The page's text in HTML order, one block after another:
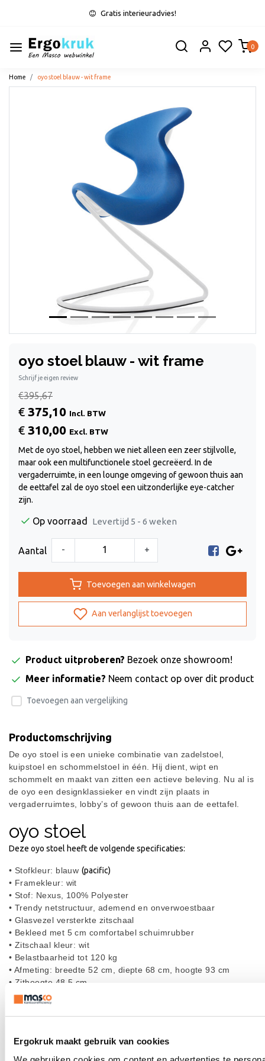
Ergokruk maakt gebruik van cookies
Gratis interieuradvies!
0
Home oyo stoel blauw - wit frame
oyo stoel blauw - wit frame
Schrijf je eigen review
€395,67
€ 375,10 Incl. BTW
€ 310,00 Excl. BTW
Met de oyo stoel, hebben we niet alleen een zeer stijlvolle,
maar ook een multifunctionele stoel gecreëerd. In de
vergaderruimte, in een lounge omgeving of gewoon thuis aan
de eettafel zal de oyo stoel een uitzonderlijke eye-catcher
zijn.
Op voorraad Levertijd 5 - 6 weken
Aantal - +
Toevoegen aan winkelwagen
Aan verlanglijst toevoegen
Product uitproberen? Bezoek onze showroom!
Meer informatie? Neem contact op over dit product
Toevoegen aan vergelijking
Productomschrijving
De oyo stoel is een unieke combinatie van zadelstoel,
kuipstoel en schommelstoel in één. Hij dient, wipt en
schommelt en maakt van zitten een actieve beleving. Nu al is
de oyo een designklassieker en vindt zijn plaats in
vergaderruimtes, lobby’s of gewoon thuis aan de eettafel.
oyo stoel
Deze oyo stoel heeft de volgende specificaties:
• Stofkleur: blauw (pacific)
• Framekleur: wit
• Stof: Nexus, 100% Polyester
• Trendy netstructuur, ademend en onverwoestbaar
• Glasvezel versterkte zitschaal
• Bekleed met 5 cm comfortabel schuimrubber
• Zitschaal kleur: wit
• Belastbaarheid tot 120 kg
• Afmeting: breedte 52 cm, diepte 68 cm, hoogte 93 cm
• Zithoogte 48,5 cm
• Universeel glijders: op alle vloeren toepasbaar
• Bijgesloten velcro band voor bijzonder gevoelige vloeren
• Gewicht 9,8 kilo